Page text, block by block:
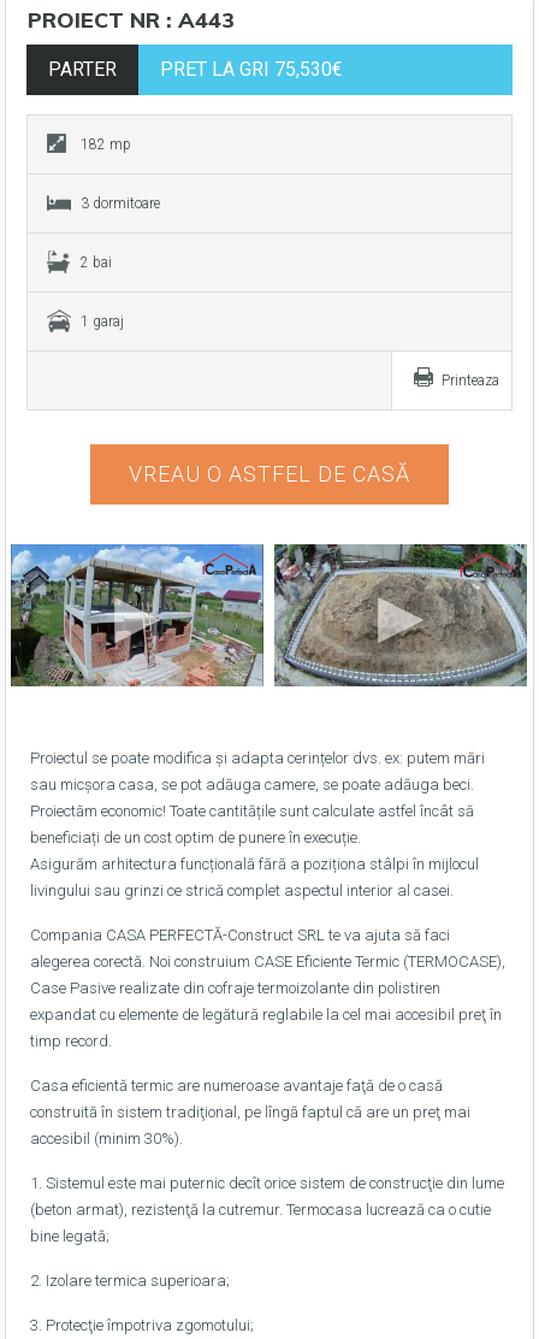
PROIECT NR : A443
PARTER PRET LA GRI 75,530€
182 mp
3 dormitoare
2 bai
1 garaj
Printeaza
VREAU O ASTFEL DE CASĂ
Proiectul se poate modifica și adapta cerințelor dvs. ex: putem mări
sau micșora casa, se pot adăuga camere, se poate adăuga beci.
Proiectăm economic! Toate cantitățile sunt calculate astfel încât să
beneficiați de un cost optim de punere în execuție.
Asigurăm arhitectura funcțională fără a poziționa stâlpi în mijlocul
livingului sau grinzi ce strică complet aspectul interior al casei.
Compania CASA PERFECTĂ-Construct SRL te va ajuta să faci
alegerea corectă. Noi construium CASE Eficiente Termic (TERMOCASE),
Case Pasive realizate din cofraje termoizolante din polistiren
expandat cu elemente de legătură reglabile la cel mai accesibil preţ în
timp record.
Casa eficientă termic are numeroase avantaje faţă de o casă
construită în sistem tradiţional, pe lîngă faptul că are un preţ mai
accesibil (minim 30%).
1. Sistemul este mai puternic decît orice sistem de construcţie din lume
(beton armat), rezistenţă la cutremur. Termocasa lucrează ca o cutie
bine legată;
2. Izolare termica superioara;
3. Protecţie împotriva zgomotului;